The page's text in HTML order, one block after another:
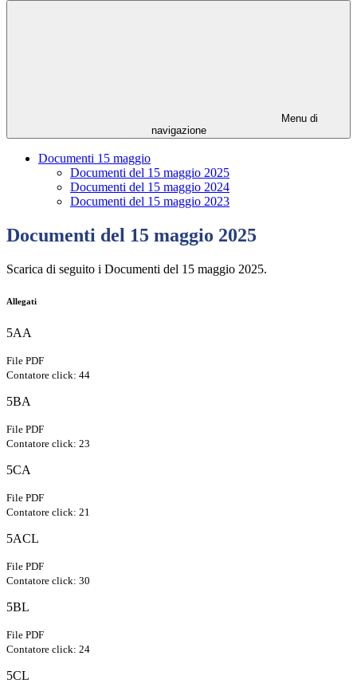
Menu di
navigazione
Documenti 15 maggio
Documenti del 15 maggio 2025
Documenti del 15 maggio 2024
Documenti del 15 maggio 2023
Documenti del 15 maggio 2025
Scarica di seguito i Documenti del 15 maggio 2025.
Allegati
5AA
File PDF
Contatore click: 44
5BA
File PDF
Contatore click: 23
5CA
File PDF
Contatore click: 21
5ACL
File PDF
Contatore click: 30
5BL
File PDF
Contatore click: 24
5CL